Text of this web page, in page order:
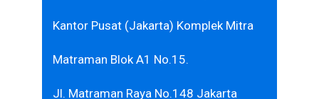
Kantor Pusat (Jakarta) Komplek Mitra
Matraman Blok A1 No.15.
Jl. Matraman Raya No.148 Jakarta